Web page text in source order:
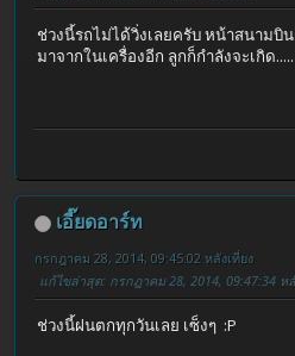
ช่วงนี้รถไม่ได้วิ่งเลยครับ หน้าสนามบิ
มาจากในเครื่องอีก ลูกก็กำลังจะเกิด.....
เอี๊ยดอาร์ท
กรกฎาคม 28, 2014, 09:45:02 หลังเที่ยง
แก้ไขล่าสุด: กรกฎาคม 28, 2014, 09:47:34 ห
ช่วงนี้ฝนตกทุกวันเลย เซ็งๆ :P